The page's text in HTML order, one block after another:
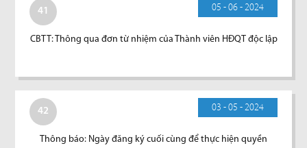
41 05 - 06 - 2024
CBTT: Thông qua đơn từ nhiệm của Thành viên HĐQT độc lập
42 03 - 05 - 2024
Thông báo: Ngày đăng ký cuối cùng để thực hiện quyền